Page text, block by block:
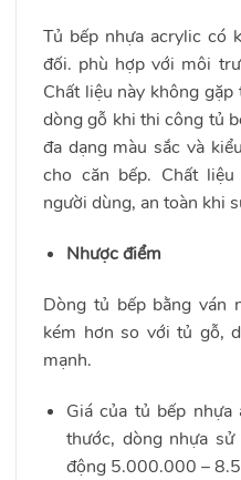
Tủ bếp nhựa acrylic có
đối. phù hợp với môi
Chất liệu này không
dòng gỗ khi thi công tủ
đa dạng màu sắc và
cho căn bếp. Chất
người dùng, an toàn khi
Nhược điểm
Dòng tủ bếp bằng ván
kém hơn so với tủ gỗ,
mạnh.
Giá của tủ bếp
thước, dòng nhựa
động 5.000.000 –